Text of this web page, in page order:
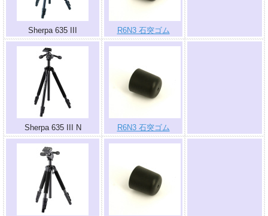
Sherpa 635 III R6N3 石突ゴム
Sherpa 635 III N R6N3 石突ゴム